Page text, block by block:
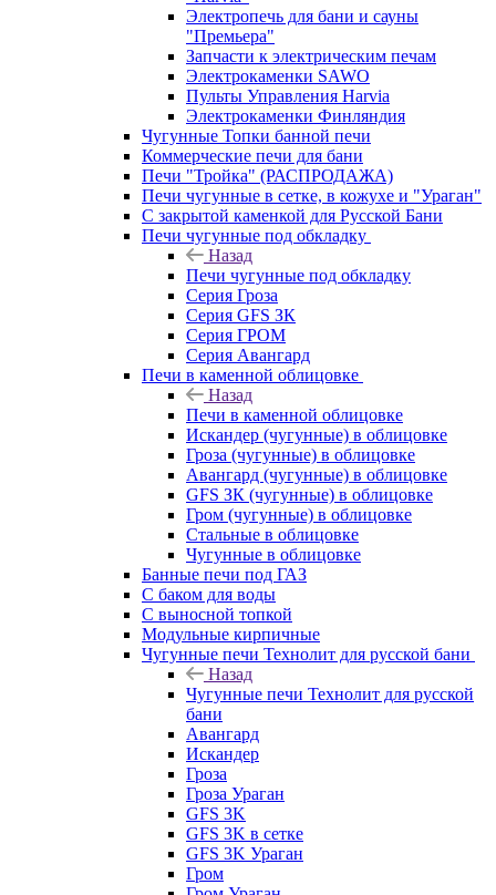
Электропечь для бани и сауны
"Премьера"
Запчасти к электрическим печам
Электрокаменки SAWO
Пульты Управления Harvia
Электрокаменки Финляндия
Чугунные Топки банной печи
Коммерческие печи для бани
Печи "Тройка" (РАСПРОДАЖА)
Печи чугунные в сетке, в кожухе и "Ураган"
С закрытой каменкой для Русской Бани
Печи чугунные под обкладку
Назад
Печи чугунные под обкладку
Серия Гроза
Серия GFS ЗК
Серия ГРОМ
Серия Авангард
Печи в каменной облицовке
Назад
Печи в каменной облицовке
Искандер (чугунные) в облицовке
Гроза (чугунные) в облицовке
Авангард (чугунные) в облицовке
GFS ЗК (чугунные) в облицовке
Гром (чугунные) в облицовке
Стальные в облицовке
Чугунные в облицовке
Банные печи под ГАЗ
С баком для воды
С выносной топкой
Модульные кирпичные
Чугунные печи Технолит для русской бани
Назад
Чугунные печи Технолит для русской
бани
Авангард
Искандер
Гроза
Гроза Ураган
GFS 3K
GFS 3K в сетке
GFS 3K Ураган
Гром